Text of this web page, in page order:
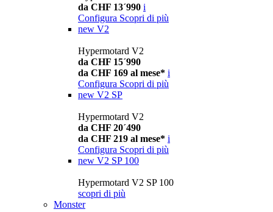
da CHF 13´990 i
Configura Scopri di più
new V2
Hypermotard V2
da CHF 15´990
da CHF 169 al mese* i
Configura Scopri di più
new V2 SP
Hypermotard V2
da CHF 20´490
da CHF 219 al mese* i
Configura Scopri di più
new V2 SP 100
Hypermotard V2 SP 100
scopri di più
Monster